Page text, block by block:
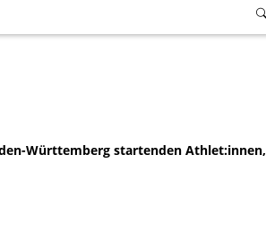
Württemberg startenden Athlet:innen,